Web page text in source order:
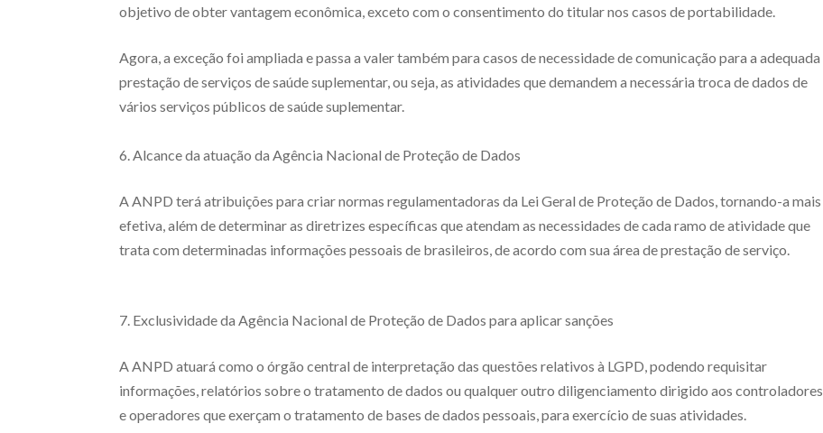
objetivo de obter vantagem econômica, exceto com o consentimento do titular nos casos de portabilidade.
Agora, a exceção foi ampliada e passa a valer também para casos de necessidade de comunicação para a adequada
prestação de serviços de saúde suplementar, ou seja, as atividades que demandem a necessária troca de dados de
vários serviços públicos de saúde suplementar.
6. Alcance da atuação da Agência Nacional de Proteção de Dados
A ANPD terá atribuições para criar normas regulamentadoras da Lei Geral de Proteção de Dados, tornando-a mais
efetiva, além de determinar as diretrizes específicas que atendam as necessidades de cada ramo de atividade que
trata com determinadas informações pessoais de brasileiros, de acordo com sua área de prestação de serviço.
7. Exclusividade da Agência Nacional de Proteção de Dados para aplicar sanções
A ANPD atuará como o órgão central de interpretação das questões relativos à LGPD, podendo requisitar
informações, relatórios sobre o tratamento de dados ou qualquer outro diligenciamento dirigido aos controladores
e operadores que exerçam o tratamento de bases de dados pessoais, para exercício de suas atividades.